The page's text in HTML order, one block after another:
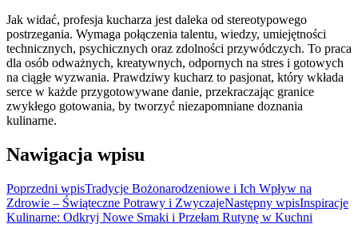
Jak widać, profesja kucharza jest daleka od stereotypowego
postrzegania. Wymaga połączenia talentu, wiedzy, umiejętności
technicznych, psychicznych oraz zdolności przywódczych. To praca
dla osób odważnych, kreatywnych, odpornych na stres i gotowych
na ciągłe wyzwania. Prawdziwy kucharz to pasjonat, który wkłada
serce w każde przygotowywane danie, przekraczając granice
zwykłego gotowania, by tworzyć niezapomniane doznania
kulinarne.
Nawigacja wpisu
Poprzedni wpisTradycje Bożonarodzeniowe i Ich Wpływ na
Zdrowie – Świąteczne Potrawy i ZwyczajeNastępny wpisInspiracje
Kulinarne: Odkryj Nowe Smaki i Przełam Rutynę w Kuchni